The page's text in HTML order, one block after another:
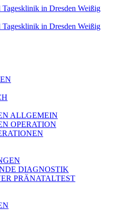
ALLGEMEIN
OPERATION
DIAGNOSTIK
PRÄNATALTEST